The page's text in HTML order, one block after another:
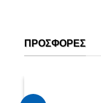
ΠΡΟΣΦΟΡΈΣ